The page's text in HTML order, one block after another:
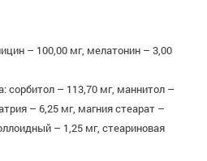
– 100,00 мг, мелатонин – 3,00
сорбитол – 113,70 мг, маннитол –
– 6,25 мг, магния стеарат –
– 1,25 мг, стеариновая